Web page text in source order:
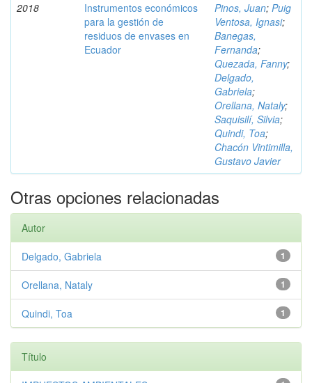
2018
Instrumentos económicos
para la gestión de
residuos de envases en
Ecuador
Pinos, Juan; Puig
Ventosa, Ignasi;
Banegas,
Fernanda;
Quezada, Fanny;
Delgado,
Gabriela;
Orellana, Nataly;
Saquisilí, Silvia;
Quindi, Toa;
Chacón Vintimilla,
Gustavo Javier
Otras opciones relacionadas
Autor
1
Delgado, Gabriela
1
Orellana, Nataly
1
Quindi, Toa
Título